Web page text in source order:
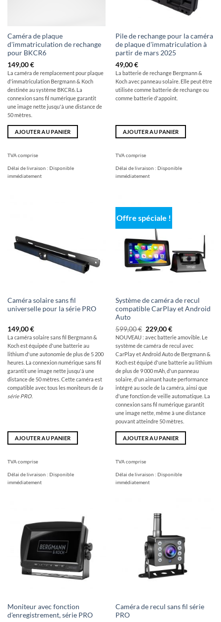
Caméra de plaque
d'immatriculation de rechange
pour BKCR6
149,00€
La caméra de remplacement pour plaque
d'immatriculation Bergmann & Koch
destinée au système BKCR6. La
connexion sans fil numérique garantit
une image nette jusqu'à une distance de
50 mètres.
AJOUTER AU PANIER
TVA comprise
Délai de livraison : Disponible
immédiatement
Pile de rechange pour la caméra
de plaque d'immatriculation à
partir de mars 2025
49,00€
La batterie de rechange Bergmann &
Koch avec panneau solaire. Elle peut être
utilisée comme batterie de rechange ou
comme batterie d'appoint.
AJOUTER AU PANIER
TVA comprise
Délai de livraison : Disponible
immédiatement
Caméra solaire sans fil
universelle pour la série PRO
149,00€
La caméra solaire sans fil Bergmann &
Koch est équipée d'une batterie au
lithium d'une autonomie de plus de 5 200
heures. La connexion numérique sans fil
garantit une image nette jusqu'à une
distance de 50 mètres. Cette caméra est
compatible avec tous les moniteurs de la
série PRO.
AJOUTER AU PANIER
TVA comprise
Délai de livraison : Disponible
immédiatement
Offre spéciale !
Système de caméra de recul
compatible CarPlay et Android
Auto
599,00€ Le
prix
initial
était
de
:
599,00
€
229,00€Le
prix
actuel
est
de
:
229,00
€.
NOUVEAU : avec batterie amovible. Le
système de caméra de recul avec
CarPlay et Android Auto de Bergmann &
Koch est équipé d'une batterie au lithium
de plus de 9 000 mAh, d'un panneau
solaire, d'un aimant haute performance
intégré au socle de la caméra, ainsi que
d'une fonction de veille automatique. La
connexion sans fil numérique garantit
une image nette, même à une distance
pouvant atteindre 50 mètres.
AJOUTER AU PANIER
TVA comprise
Délai de livraison : Disponible
immédiatement
Moniteur avec fonction
d'enregistrement, série PRO
Caméra de recul sans fil série
PRO